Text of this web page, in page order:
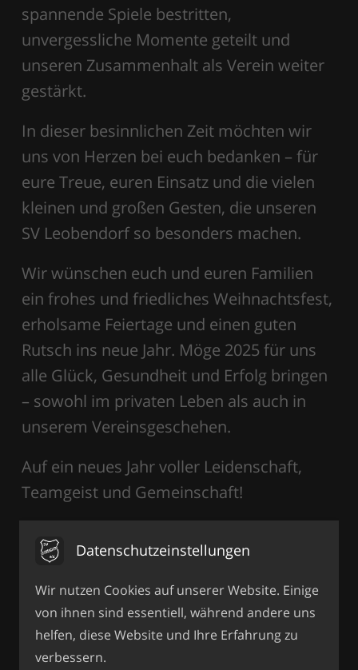
spannende Spiele bestritten,
unvergessliche Momente geteilt und
unseren Zusammenhalt als Verein weiter
gestärkt.
In dieser besinnlichen Zeit möchten wir
uns von Herzen bei euch bedanken – für
eure Treue, euren Einsatz und die vielen
kleinen und großen Gesten, die unseren
SV Leobendorf so besonders machen.
Wir wünschen euch und euren Familien
ein frohes und friedliches Weihnachtsfest,
erholsame Feiertage und einen guten
Rutsch ins neue Jahr. Möge 2025 für uns
alle Glück, Gesundheit und Erfolg bringen
– sowohl im privaten Leben als auch in
unserem Vereinsgeschehen.
Auf ein neues Jahr voller Leidenschaft,
Teamgeist und Gemeinschaft!
Datenschutzeinstellungen
Wir nutzen Cookies auf unserer Website. Einige
von ihnen sind essentiell, während andere uns
helfen, diese Website und Ihre Erfahrung zu
verbessern.